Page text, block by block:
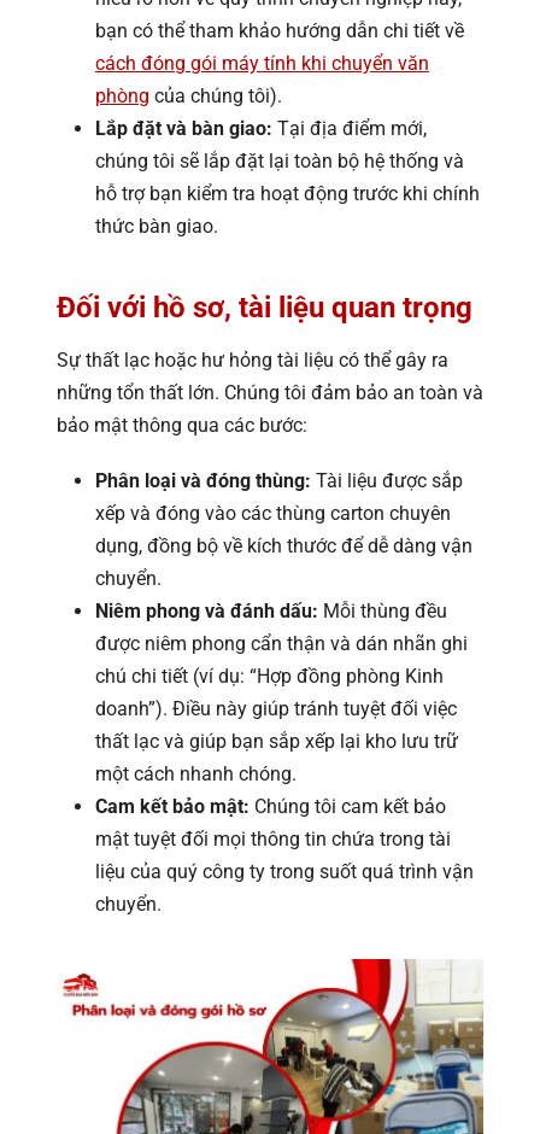
bạn có thể tham khảo hướng dẫn chi tiết về
cách đóng gói máy tính khi chuyển văn
phòng của chúng tôi).
Lắp đặt và bàn giao: Tại địa điểm mới,
chúng tôi sẽ lắp đặt lại toàn bộ hệ thống và
hỗ trợ bạn kiểm tra hoạt động trước khi chính
thức bàn giao.
Đối với hồ sơ, tài liệu quan trọng
Sự thất lạc hoặc hư hỏng tài liệu có thể gây ra
những tổn thất lớn. Chúng tôi đảm bảo an toàn và
bảo mật thông qua các bước:
Phân loại và đóng thùng: Tài liệu được sắp
xếp và đóng vào các thùng carton chuyên
dụng, đồng bộ về kích thước để dễ dàng vận
chuyển.
Niêm phong và đánh dấu: Mỗi thùng đều
được niêm phong cẩn thận và dán nhãn ghi
chú chi tiết (ví dụ: “Hợp đồng phòng Kinh
doanh”). Điều này giúp tránh tuyệt đối việc
thất lạc và giúp bạn sắp xếp lại kho lưu trữ
một cách nhanh chóng.
Cam kết bảo mật: Chúng tôi cam kết bảo
mật tuyệt đối mọi thông tin chứa trong tài
liệu của quý công ty trong suốt quá trình vận
chuyển.